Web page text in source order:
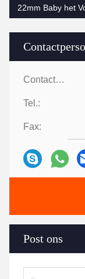
Contactpersonen:
Tel.:
Fax:
Post ons
22mm Baby het